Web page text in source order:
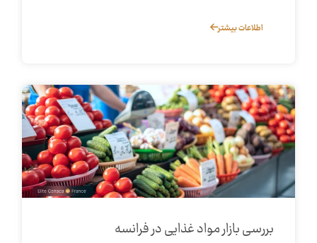
اطلاعات بیشتر
بررسی بازار مواد غذایی در فرانسه